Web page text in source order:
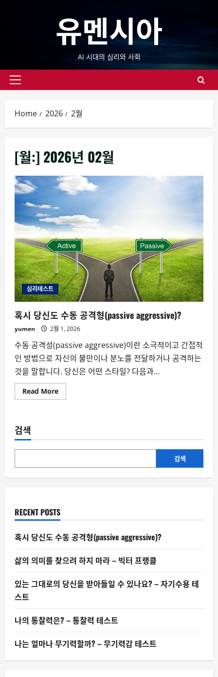
유멘시아
AI 시대의 심리와 사회
Primary
Home 2026 2월
[월:] 2026년 02월
심리테스트
혹시 당신도 수동 공격형(passive aggressive)?
yumen 2월 1, 2026
수동 공격성(passive aggressive)이란 소극적이고 간접적
인 방법으로 자신의 불만이나 분노를 전달하거나 공격하는
것을 말합니다. 당신은 어떤 스타일? 다음과...
Read MoreRead
more
도
동
격
(passive
검색
검색
RECENT POSTS
혹시 당신도 수동 공격형(passive aggressive)?
삶의 의미를 찾으려 하지 마라 – 빅터 프랭클
있는 그대로의 당신을 받아들일 수 있나요? – 자기수용 테
스트
나의 통찰력은? – 통찰력 테스트
나는 얼마나 무기력할까? – 무기력감 테스트